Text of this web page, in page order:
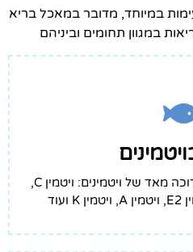
במיוחד, מדובר במאכל בריא
במגוון תחומים וביניהם
בבוטרגה תמצאו רשימה ארוכה מאד של ויטמינים: ויטמין C,